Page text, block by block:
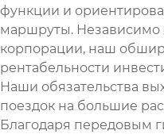
функции и
маршруты. Независимо
корпорации, наш
рентабельности
Наши обязательства
поездок на большие
Благодаря передовым